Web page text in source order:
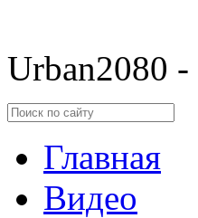
Urban2080 -
Главная
Видео